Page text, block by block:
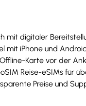
mit digitaler
mit iPhone und
Karte vor der
Reise-eSIMs für
Preise und